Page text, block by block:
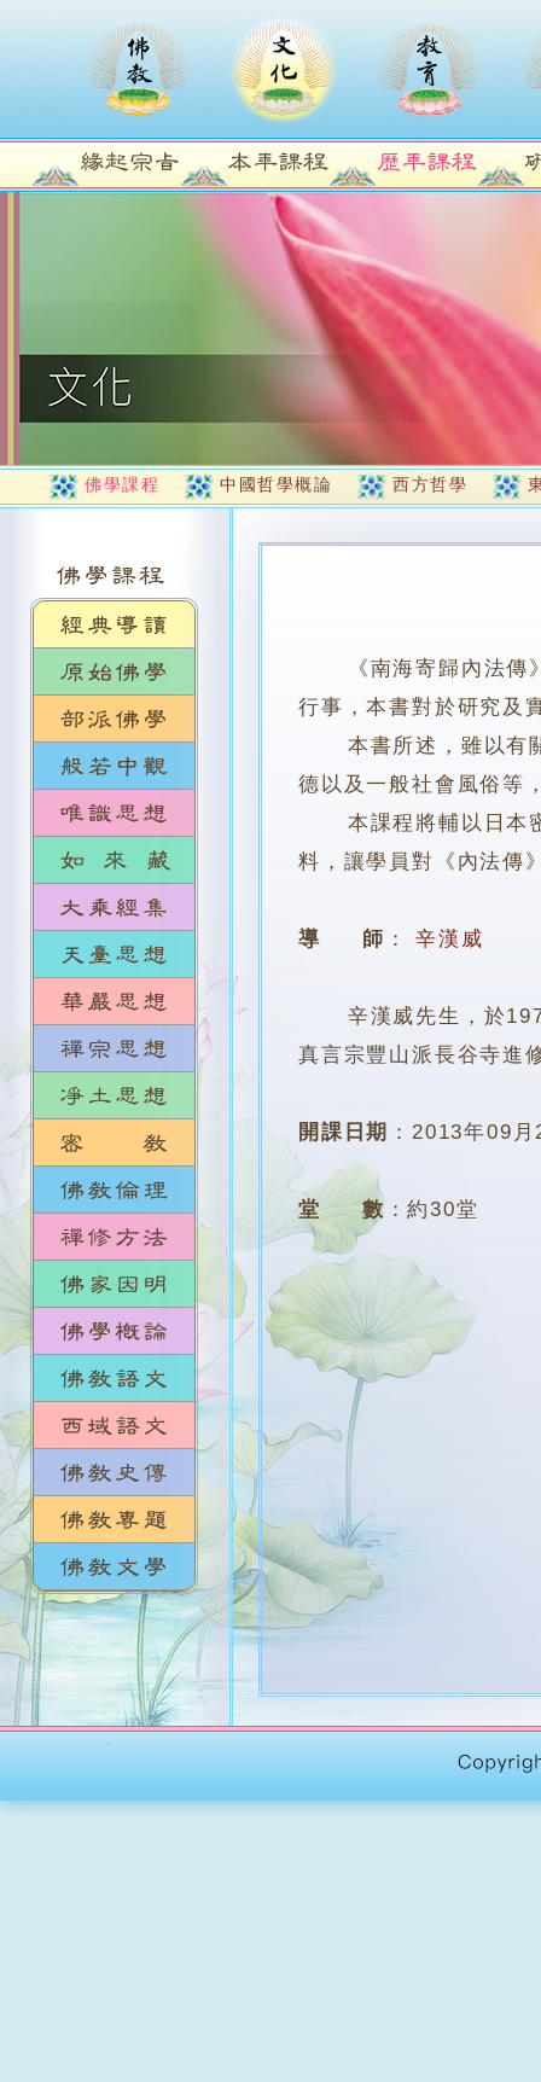
佛學課程 中國哲學概論 西方哲學
《南海寄歸內法
行事，本書對於研究及
本書所述，雖以有關
德以及一般社會風俗等
本課程將輔以日本密
料，讓學員對《內法傳
導 師 ： 辛漢威
辛漢威先生，於1973
真言宗豐山派長谷寺進
開課日期 ：2013年09月
堂 數 ：約30堂